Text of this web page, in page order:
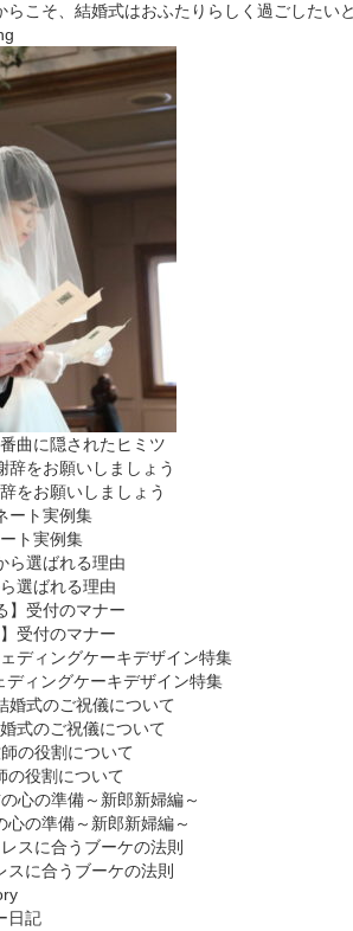
こそ、結婚式はおふたりらしく過ごしたい
曲に隠されたヒミツ
をお願いしましょう
ト実例集
選ばれる理由
受付のマナー
ディングケーキデザイン特集
式のご祝儀について
の役割について
心の準備～新郎新婦編～
スに合うブーケの法則
日記